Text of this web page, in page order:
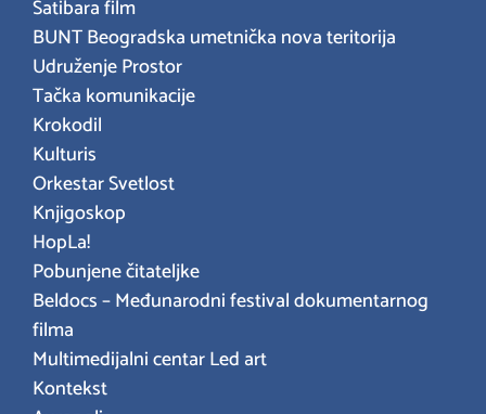
Satibara film
BUNT Beogradska umetnička nova teritorija
Udruženje Prostor
Tačka komunikacije
Krokodil
Kulturis
Orkestar Svetlost
Knjigoskop
HopLa!
Pobunjene čitateljke
Beldocs – Međunarodni festival dokumentarnog
filma
Multimedijalni centar Led art
Kontekst